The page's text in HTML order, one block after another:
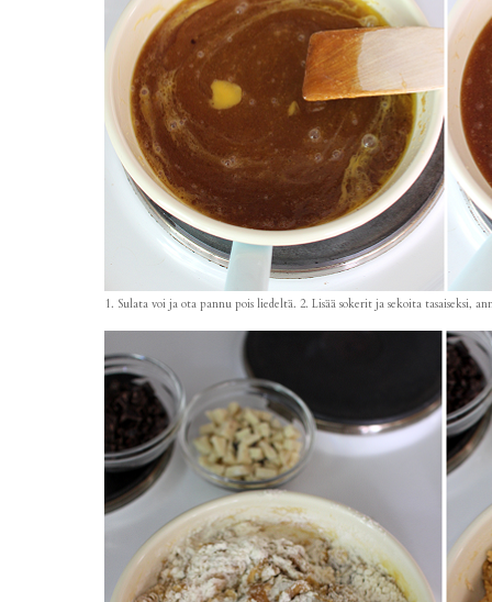
1. Sulata voi ja ota pannu pois liedeltä. 2. Lisää sokerit ja sekoita tasaiseksi,